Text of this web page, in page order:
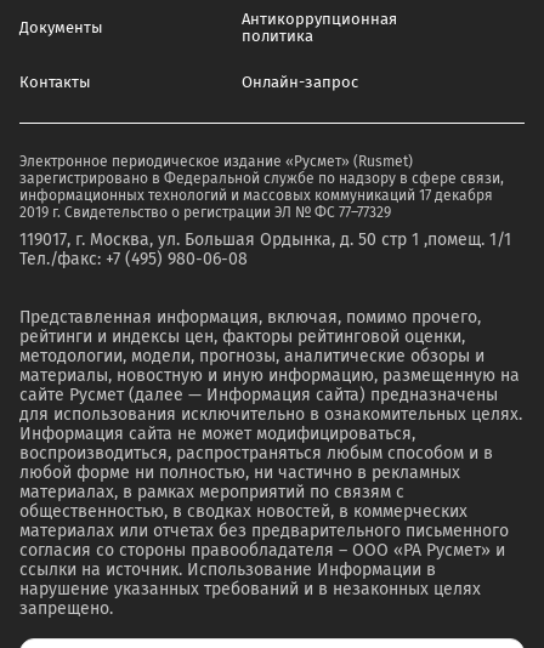
Документы
Антикоррупционная
политика
Контакты Онлайн-запрос
Электронное периодическое издание «Русмет» (Rusmet)
зарегистрировано в Федеральной службе по надзору в сфере связи,
информационных технологий и массовых коммуникаций 17 декабря
2019 г. Свидетельство о регистрации ЭЛ № ФС 77–77329
119017, г. Москва, ул. Большая Ордынка, д. 50 стр 1 ,помещ. 1/1
Тел./факс: +7 (495) 980-06-08
Представленная информация, включая, помимо прочего,
рейтинги и индексы цен, факторы рейтинговой оценки,
методологии, модели, прогнозы, аналитические обзоры и
материалы, новостную и иную информацию, размещенную на
сайте Русмет (далее — Информация сайта) предназначены
для использования исключительно в ознакомительных целях.
Информация сайта не может модифицироваться,
воспроизводиться, распространяться любым способом и в
любой форме ни полностью, ни частично в рекламных
материалах, в рамках мероприятий по связям с
общественностью, в сводках новостей, в коммерческих
материалах или отчетах без предварительного письменного
согласия со стороны правообладателя – ООО «РА Русмет» и
ссылки на источник. Использование Информации в
нарушение указанных требований и в незаконных целях
запрещено.